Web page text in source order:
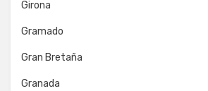
Girona
Gramado
Gran Bretaña
Granada